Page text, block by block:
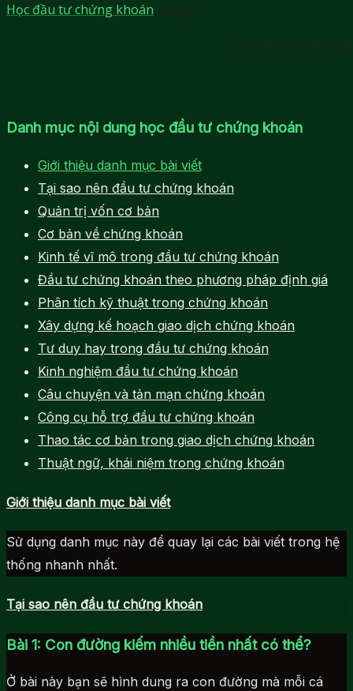
Học đầu tư chứng khoán tại đây.
PGS N Hoài Phong
Danh mục nội dung học đầu tư chứng khoán
Giới thiệu danh mục bài viết
Tại sao nên đầu tư chứng khoán
Quản trị vốn cơ bản
Cơ bản về chứng khoán
Kinh tế vĩ mô trong đầu tư chứng khoán
Đầu tư chứng khoán theo phương pháp định giá
Phân tích kỹ thuật trong chứng khoán
Xây dựng kế hoạch giao dịch chứng khoán
Tư duy hay trong đầu tư chứng khoán
Kinh nghiệm đầu tư chứng khoán
Câu chuyện và tản mạn chứng khoán
Công cụ hỗ trợ đầu tư chứng khoán
Thao tác cơ bản trong giao dịch chứng khoán
Thuật ngữ, khái niệm trong chứng khoán
Giới thiệu danh mục bài viết
Sử dụng danh mục này để quay lại các bài viết trong hệ
thống nhanh nhất.
Tại sao nên đầu tư chứng khoán
Bài 1: Con đường kiếm nhiều tiền nhất có thể?
Ở bài này bạn sẽ hình dung ra con đường mà mỗi cá